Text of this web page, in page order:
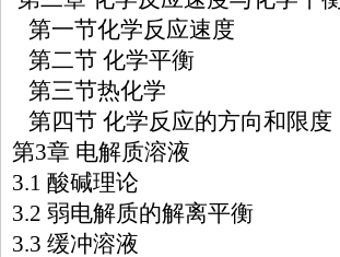
第一节化学反应速度
第二节 化学平衡
第三节热化学
第四节 化学反应的方向和限度
第3章 电解质溶液
3.1 酸碱理论
3.2 弱电解质的解离平衡
3.3 缓冲溶液